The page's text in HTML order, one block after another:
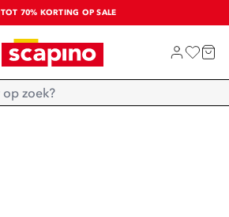
TOT 70% KORTING OP SALE
SALE: LAATSTE KANS!
SHOP NIEUW
Home